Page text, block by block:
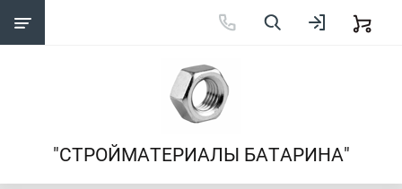
"СТРОЙМАТЕРИАЛЫ БАТАРИНА"